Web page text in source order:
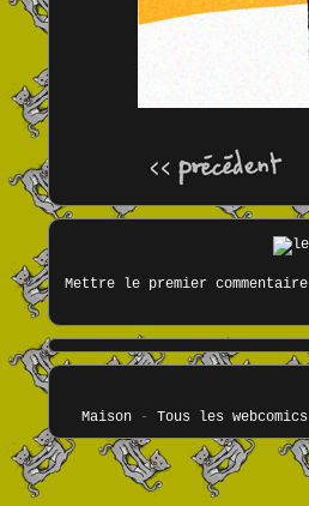
Mettre le premier commentaire
Maison- Tous les webcomics